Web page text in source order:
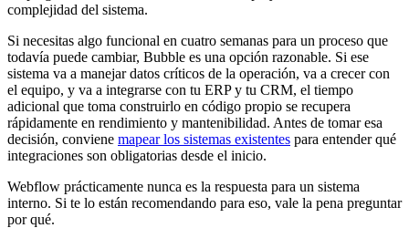
complejidad del sistema.
Si necesitas algo funcional en cuatro semanas para un proceso que
todavía puede cambiar, Bubble es una opción razonable. Si ese
sistema va a manejar datos críticos de la operación, va a crecer con
el equipo, y va a integrarse con tu ERP y tu CRM, el tiempo
adicional que toma construirlo en código propio se recupera
rápidamente en rendimiento y mantenibilidad. Antes de tomar esa
decisión, conviene mapear los sistemas existentes para entender qué
integraciones son obligatorias desde el inicio.
Webflow prácticamente nunca es la respuesta para un sistema
interno. Si te lo están recomendando para eso, vale la pena preguntar
por qué.